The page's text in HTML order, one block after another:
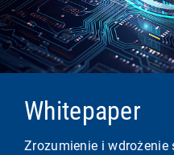
Whitepaper
Zrozumienie i wdrożenie